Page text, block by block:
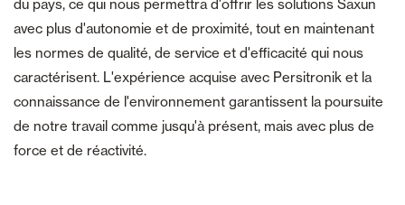
du pays, ce qui nous permettra d'offrir les solutions Saxun
avec plus d'autonomie et de proximité, tout en maintenant
les normes de qualité, de service et d'efficacité qui nous
caractérisent. L'expérience acquise avec Persitronik et la
connaissance de l'environnement garantissent la poursuite
de notre travail comme jusqu'à présent, mais avec plus de
force et de réactivité.